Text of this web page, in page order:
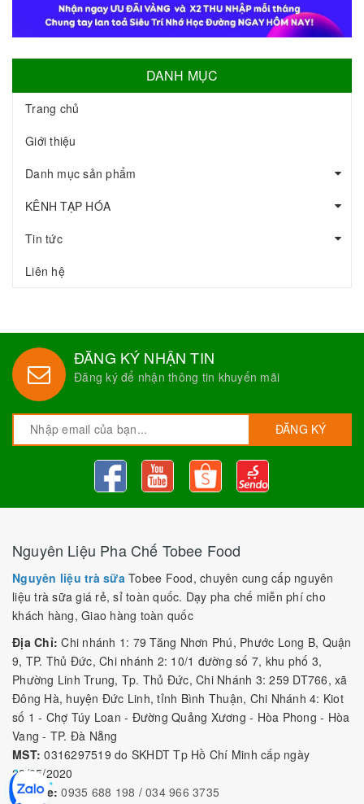
DANH MỤC
Trang chủ
Giới thiệu
Danh mục sản phẩm
KÊNH TẠP HÓA
Tin tức
Liên hệ
ĐĂNG KÝ NHẬN TIN
Đăng ký để nhận thông tin khuyến mãi
ĐĂNG KÝ
Nguyên Liệu Pha Chế Tobee Food
Nguyên liệu trà sữa Tobee Food, chuyên cung cấp nguyên
liệu trà sữa giá rẻ, sỉ toàn quốc. Dạy pha chế miễn phí cho
khách hàng, Giao hàng toàn quốc
Địa Chỉ: Chi nhánh 1: 79 Tăng Nhơn Phú, Phước Long B, Quận
9, TP. Thủ Đức, Chi nhánh 2: 10/1 đường số 7, khu phố 3,
Phường Linh Trung, Tp. Thủ Đức, Chi Nhánh 3: 259 DT766, xã
Đông Hà, huyện Đức Linh, tỉnh Bình Thuận, Chi Nhánh 4: Kiot
số 1 - Chợ Túy Loan - Đường Quảng Xương - Hòa Phong - Hòa
Vang - TP. Đà Nẵng
MST: 0316297519 do SKHDT Tp Hồ Chí Minh cấp ngày
28/05/2020
Hotline: 0935 688 198 / 034 966 3735